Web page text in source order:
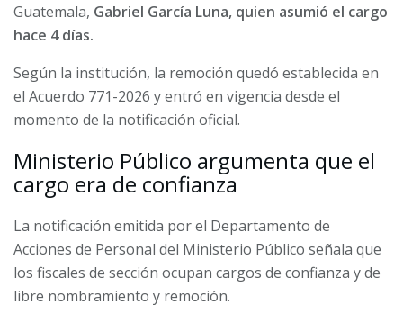
Guatemala, Gabriel García Luna, quien asumió el cargo
hace 4 días.
Según la institución, la remoción quedó establecida en
el Acuerdo 771-2026 y entró en vigencia desde el
momento de la notificación oficial.
Ministerio Público argumenta que el
cargo era de confianza
La notificación emitida por el Departamento de
Acciones de Personal del Ministerio Público señala que
los fiscales de sección ocupan cargos de confianza y de
libre nombramiento y remoción.